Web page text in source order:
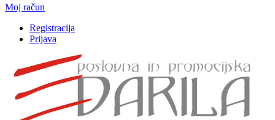
Moj račun
Registracija
Prijava